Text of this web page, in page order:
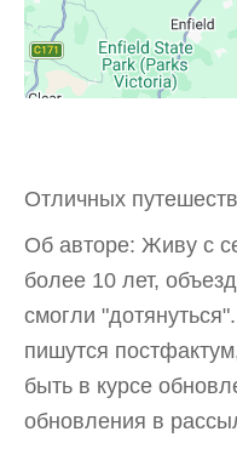
Отличных
Об авторе: Живу с
более 10 лет,
смогли
пишутся
быть в курсе
обновления в